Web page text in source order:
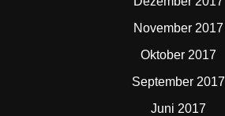
November 2017
Oktober 2017
September 2017
Juni 2017